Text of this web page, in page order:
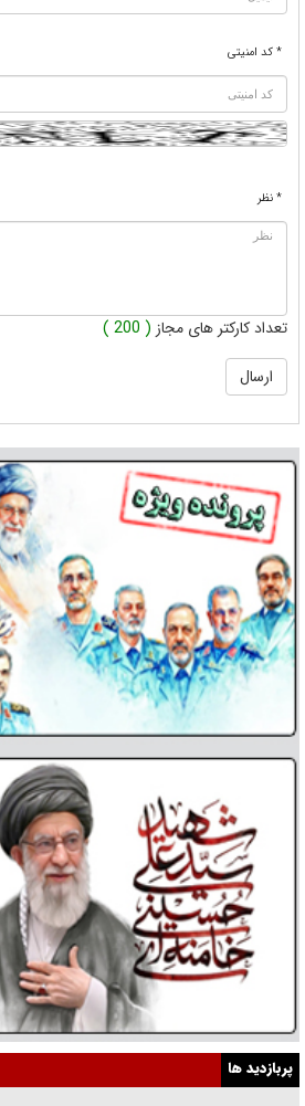
* کد امنیتی
* نظر
تعداد کارکتر های مجاز ( 200 )
پربازدید ها